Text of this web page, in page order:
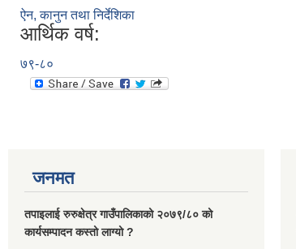
ऐन, कानुन तथा निर्देशिका
आर्थिक वर्ष:
७९-८०
जनमत
तपाइलाई रुरुक्षेत्र गाउँपालिकाको २०७९/८० को
कार्यसम्पादन कस्तो लाग्यो ?